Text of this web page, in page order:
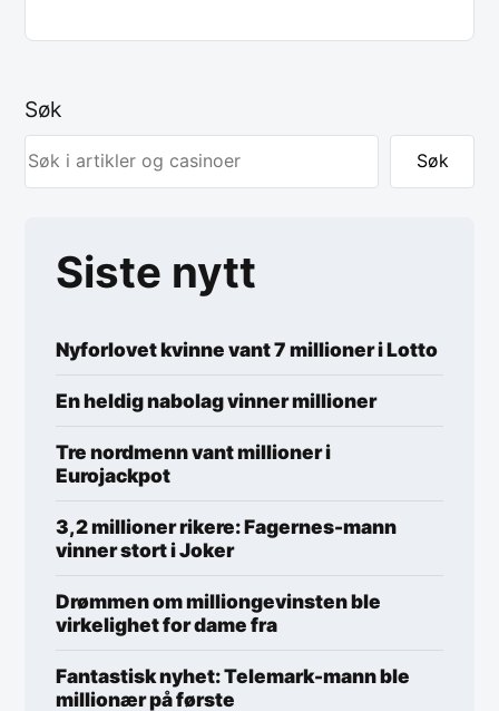
Søk
Søk
Siste nytt
Nyforlovet kvinne vant 7 millioner i Lotto
En heldig nabolag vinner millioner
Tre nordmenn vant millioner i
Eurojackpot
3,2 millioner rikere: Fagernes-mann
vinner stort i Joker
Drømmen om milliongevinsten ble
virkelighet for dame fra
Fantastisk nyhet: Telemark-mann ble
millionær på første